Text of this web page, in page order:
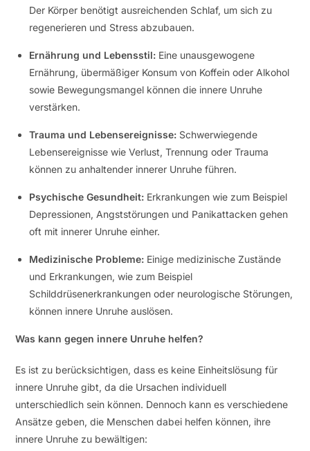
Der Körper benötigt ausreichenden Schlaf, um sich zu
regenerieren und Stress abzubauen.
Ernährung und Lebensstil: Eine unausgewogene
Ernährung, übermäßiger Konsum von Koffein oder Alkohol
sowie Bewegungsmangel können die innere Unruhe
verstärken.
Trauma und Lebensereignisse: Schwerwiegende
Lebensereignisse wie Verlust, Trennung oder Trauma
können zu anhaltender innerer Unruhe führen.
Psychische Gesundheit: Erkrankungen wie zum Beispiel
Depressionen, Angststörungen und Panikattacken gehen
oft mit innerer Unruhe einher.
Medizinische Probleme: Einige medizinische Zustände
und Erkrankungen, wie zum Beispiel
Schilddrüsenerkrankungen oder neurologische Störungen,
können innere Unruhe auslösen.
Was kann gegen innere Unruhe helfen?
Es ist zu berücksichtigen, dass es keine Einheitslösung für
innere Unruhe gibt, da die Ursachen individuell
unterschiedlich sein können. Dennoch kann es verschiedene
Ansätze geben, die Menschen dabei helfen können, ihre
innere Unruhe zu bewältigen: